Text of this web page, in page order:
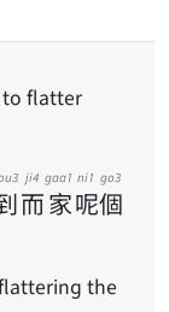
flatter
而
ji4
家
gaa1
呢
ni1
個
go3
the